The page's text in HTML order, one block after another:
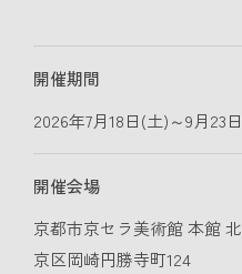
開催期間
2026年7月18日(土)～9月23
開催会場
京都市京セラ美術館 本館
京区岡崎円勝寺町124